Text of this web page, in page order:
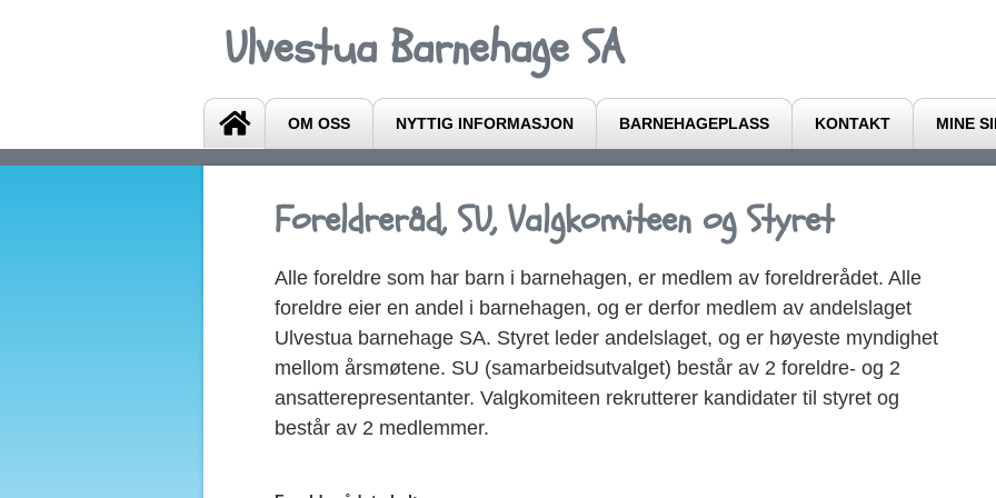
Ulvestua Barnehage SA
OM OSS NYTTIG INFORMASJON BARNEHAGEPLASS KONTAKT MINE
Foreldreråd, SU, Valgkomiteen og Styret
Alle foreldre som har barn i barnehagen, er medlem av foreldrerådet. Alle
foreldre eier en andel i barnehagen, og er derfor medlem av andelslaget
Ulvestua barnehage SA. Styret leder andelslaget, og er høyeste myndighet
mellom årsmøtene. SU (samarbeidsutvalget) består av 2 foreldre- og 2
ansatterepresentanter. Valgkomiteen rekrutterer kandidater til styret og
består av 2 medlemmer.